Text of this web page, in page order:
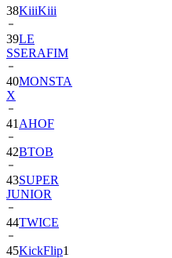
38KiiiKiii
39LE
SSERAFIM
40MONSTA
X
41 AHOF
42BTOB
43SUPER
JUNIOR
44TWICE
45KickFlip1